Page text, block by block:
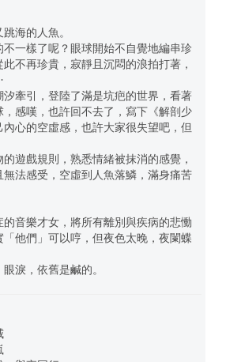
海的人魚。
一樣了呢？眼球開始不自覺地編串珍
不再珍貴，寂靜且沉悶的浪拍打著，
汐牽引，登陸了滿是坑疤的世界，看著
，感嘆，也許回不去了，寫下《解剖少
內心的空虛感，也許大家很失望吧，但
遊戲規則，熟悉情緒被抹消的感覺，
無法感受，空虛到人魚落鱗，滿身痛苦
音樂才女，將所有離別與疾病的悲慟
他們」可以哼，但夜色太晚，夜闌蝶
淚，依舊是鹹的。